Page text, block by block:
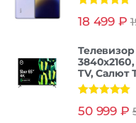
из 5
18 499 ₽
Телевизор
TV, Салют
из 5
50 999 ₽